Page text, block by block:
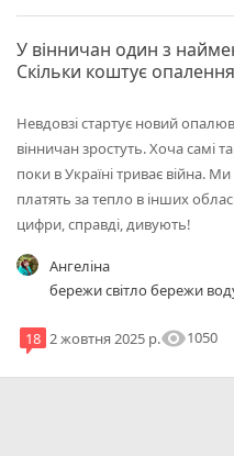
У вінничан один з
Скільки коштує опалення
Невдовзі стартує новий
вінничан зростуть. Хоча самі
поки в Україні триває війна.
платять за тепло в інших
цифри, справді, дивують!
Ангеліна
18 2 жовтня 2025 р.visibility1050